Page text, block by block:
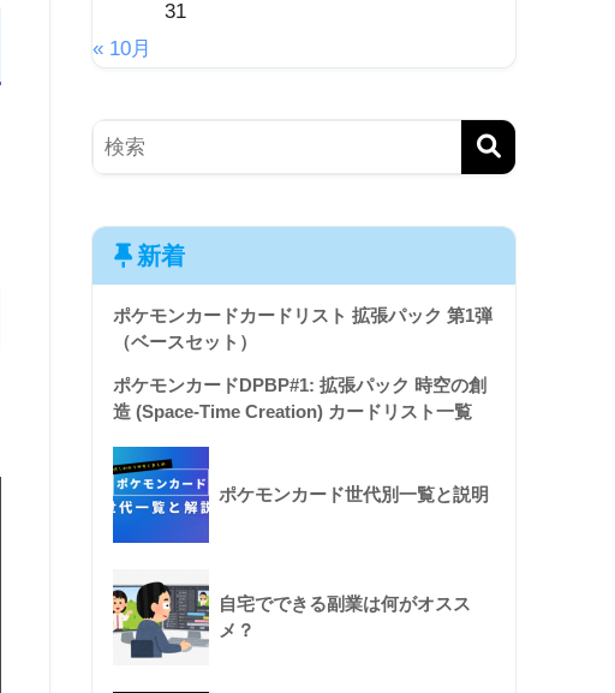
31
« 10月
新着
ポケモンカードカードリスト 拡張パック 第1弾
（ベースセット）
ポケモンカードDPBP#1: 拡張パック 時空の創
造 (Space-Time Creation) カードリスト一覧
ポケモンカード世代別一覧と説明
自宅でできる副業は何がオスス
メ？